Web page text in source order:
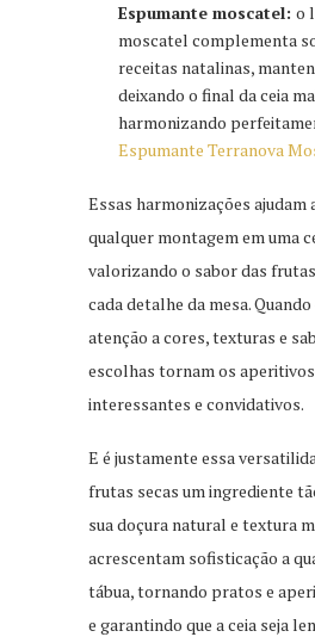
Espumante moscatel: o
moscatel complementa
receitas natalinas,
deixando o final da ceia
harmonizando
Espumante Terranova
Essas harmonizações
qualquer montagem em uma
valorizando o sabor das
cada detalhe da mesa.
atenção a cores, texturas e
escolhas tornam os
interessantes e convidativos.
E é justamente essa
frutas secas um ingrediente
sua doçura natural e textura
acrescentam sofisticação a
tábua, tornando pratos e
e garantindo que a ceia seja